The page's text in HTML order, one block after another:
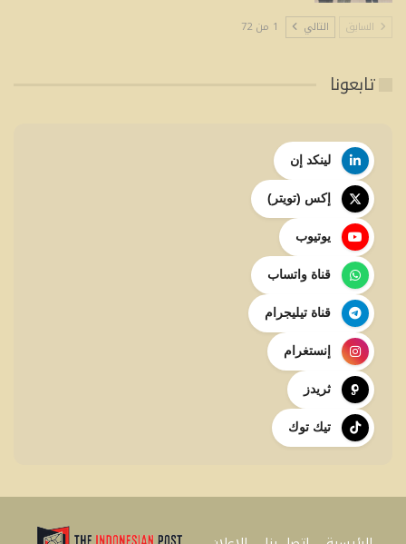
السابق التالي 1 من 72
تابعونا
لينكد إن
إكس (تويتر)
يوتيوب
قناة واتساب
قناة تيليجرام
إنستغرام
ثريدز
تيك توك